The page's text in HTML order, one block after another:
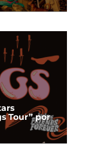
Tour” por